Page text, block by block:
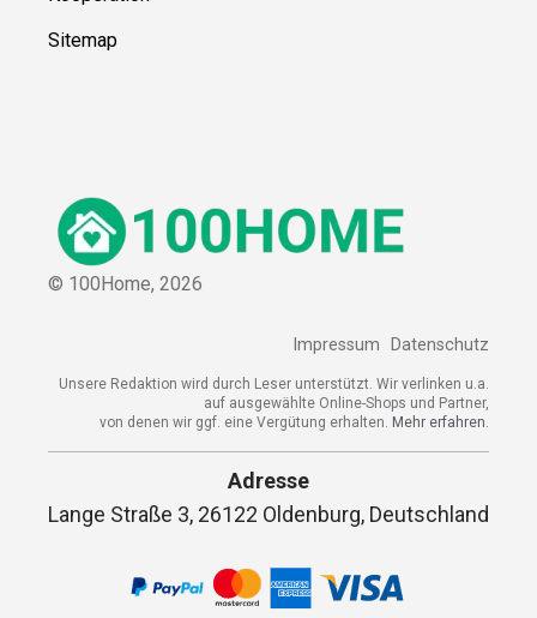
Sitemap
© 100Home, 2026
Impressum Datenschutz
Unsere Redaktion wird durch Leser unterstützt. Wir verlinken u.a.
auf ausgewählte Online-Shops und Partner,
von denen wir ggf. eine Vergütung erhalten. Mehr erfahren.
Adresse
Lange Straße 3, 26122 Oldenburg, Deutschland